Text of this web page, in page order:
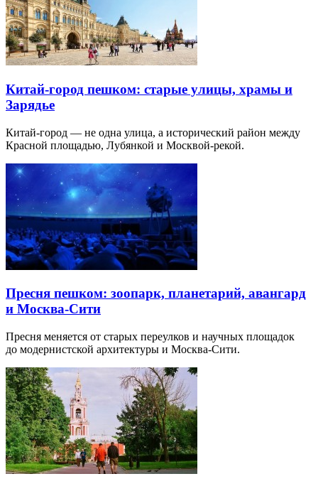
Китай-город пешком: старые улицы, храмы и
Зарядье
Китай-город — не одна улица, а исторический район между
Красной площадью, Лубянкой и Москвой-рекой.
Пресня пешком: зоопарк, планетарий, авангард
и Москва-Сити
Пресня меняется от старых переулков и научных площадок
до модернистской архитектуры и Москва-Сити.